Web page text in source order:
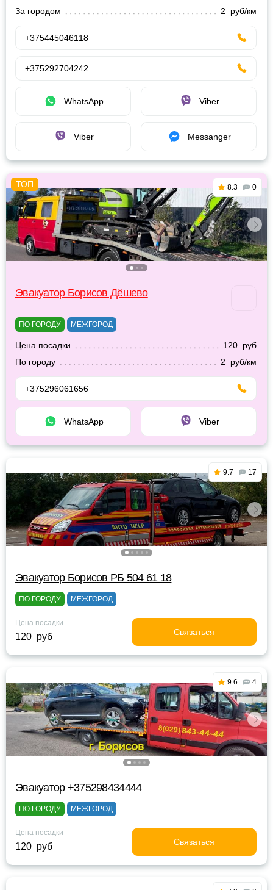
За городом
2 руб/км
+375445046118
+375292704242
WhatsApp Viber
Viber Messanger
8.3 0
Эвакуатор Борисов Дёшево
ПО ГОРОДУ МЕЖГОРОД
Цена посадки
120 руб
По городу
2 руб/км
+375296061656
WhatsApp Viber
9.7 17
Эвакуатор Борисов РБ 504 61 18
ПО ГОРОДУ МЕЖГОРОД
Цена посадки
120 руб Связаться
9.6 4
Эвакуатор +375298434444
ПО ГОРОДУ МЕЖГОРОД
Цена посадки
120 руб Связаться